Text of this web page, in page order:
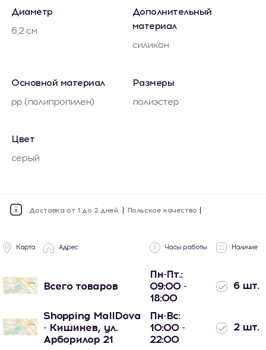
Диаметр
6,2 см
Дополнительный
материал
силикон
Основной материал
pp (полипропилен)
Размеры
полиэстер
Цвет
серый
Доставка от 1 до 2 дней. Польское качество
Карта Адрес Часы работы Наличие
Всего товаров
Пн-Пт.:
09:00 -
18:00
6 шт.
Shopping MallDova
- Кишинев, ул.
Арборилор 21
Пн-Вс:
10:00 -
22:00
2 шт.